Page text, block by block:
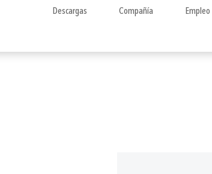
Descargas Compañía Empleo